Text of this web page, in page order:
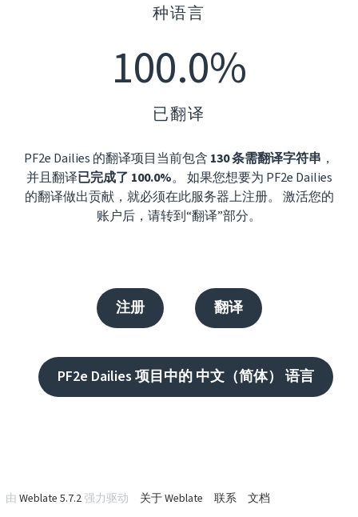
种语言
100.0%
已翻译
PF2e Dailies 的翻译项目当前包含 130 条需翻译字符串 ，
并且翻译已完成了 100.0%。 如果您想要为 PF2e Dailies
的翻译做出贡献，就必须在此服务器上注册。 激活您的
账户后，请转到“翻译”部分。
注册 翻译
PF2e Dailies 项目中的 中文（简体） 语言
由 Weblate 5.7.2 强力驱动 关于 Weblate 联系 文档